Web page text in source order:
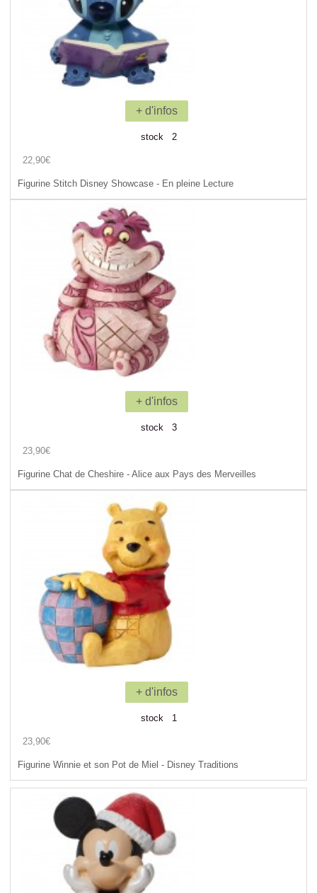
+ d'infos
stock 2
22,90€
Figurine Stitch Disney Showcase - En pleine Lecture
+ d'infos
stock 3
23,90€
Figurine Chat de Cheshire - Alice aux Pays des Merveilles
+ d'infos
stock 1
23,90€
Figurine Winnie et son Pot de Miel - Disney Traditions